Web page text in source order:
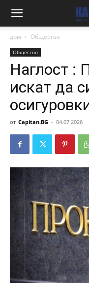
дом Общество
Общество
Наглост :
искат да
от Capitan.BG - 04.07.2026